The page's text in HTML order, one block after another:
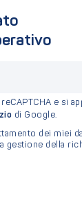
e si
di Google.
dei miei
gestione della